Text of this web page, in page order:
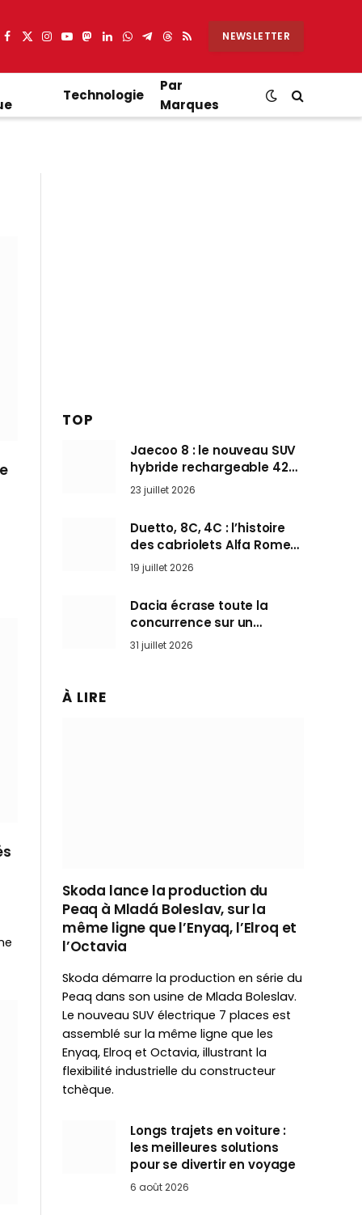
Facebook
X
Instagram
YouTube
Mastodon
LinkedIn
WhatsApp
Partager
Telegram
Threads
RSS NEWSLETTER
Technologie
Par
Marques
TOP
Jaecoo 8 : le nouveau SUV
hybride rechargeable 428
ch qui vise l’Audi Q7 arrive
en Europe cet automne
23 juillet 2026
Duetto, 8C, 4C : l’histoire
des cabriolets Alfa Romeo,
ces Spider qui ont défini
l’art de rouler cheveux au
vent
19 juillet 2026
Dacia écrase toute la
concurrence sur un
marché où personne ne
l’attendait
31 juillet 2026
À LIRE
Skoda lance la production du
Peaq à Mladá Boleslav, sur la
même ligne que l’Enyaq, l’Elroq et
l’Octavia
Skoda démarre la production en série du
Peaq dans son usine de Mlada Boleslav.
Le nouveau SUV électrique 7 places est
assemblé sur la même ligne que les
Enyaq, Elroq et Octavia, illustrant la
flexibilité industrielle du constructeur
tchèque.
Longs trajets en voiture :
les meilleures solutions
pour se divertir en voyage
6 août 2026